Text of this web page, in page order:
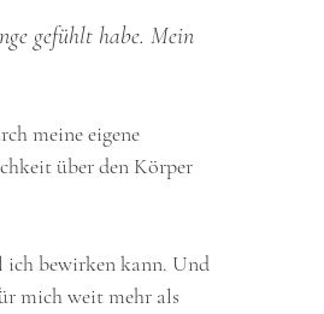
gefühlt habe. Mein
meine eigene
über den Körper
ich bewirken kann. Und
mich weit mehr als